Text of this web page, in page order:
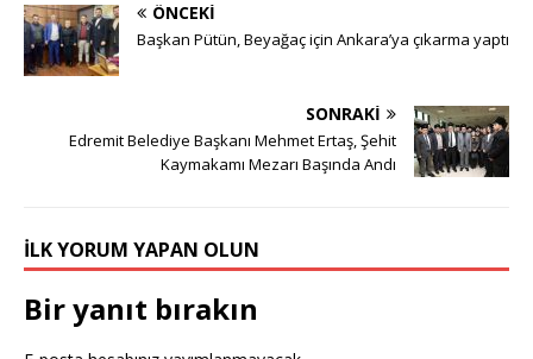
ÖNCEKI
Başkan Pütün, Beyağaç için Ankara’ya çıkarma yaptı
SONRAKI
Edremit Belediye Başkanı Mehmet Ertaş, Şehit
Kaymakamı Mezarı Başında Andı
İLK YORUM YAPAN OLUN
Bir yanıt bırakın